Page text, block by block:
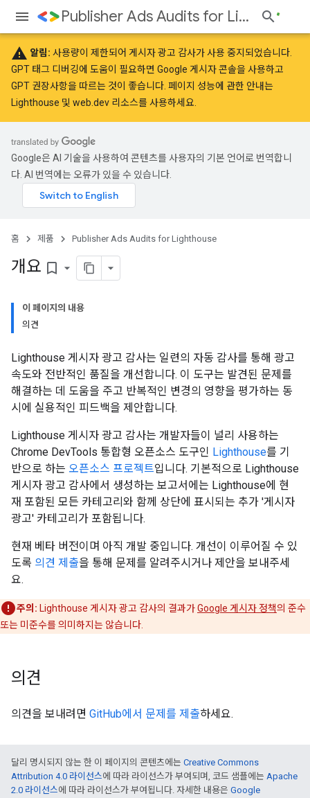
Publisher Ads Audits for Lighthouse
warning 알림: 사용량이 제한되어 게시자 광고 감사가 사용 중지되었습니다.
GPT 태그 디버깅에 도움이 필요하면 Google 게시자 콘솔을 사용하고
GPT 권장사항을 따르는 것이 좋습니다. 페이지 성능에 관한 안내는
Lighthouse 및 web.dev 리소스를 사용하세요.
Google은 AI 기술을 사용하여 콘텐츠를 사용자의 기본 언어로 번역합니
다. AI 번역에는 오류가 있을 수 있습니다.
홈 제품 Publisher Ads Audits for Lighthouse
개요 bookmark_border
이 페이지의 내용
의견
Lighthouse 게시자 광고 감사는 일련의 자동 감사를 통해 광고
속도와 전반적인 품질을 개선합니다. 이 도구는 발견된 문제를
해결하는 데 도움을 주고 반복적인 변경의 영향을 평가하는 동
시에 실용적인 피드백을 제안합니다.
Lighthouse 게시자 광고 감사는 개발자들이 널리 사용하는
Chrome DevTools 통합형 오픈소스 도구인 Lighthouse를 기
반으로 하는 오픈소스 프로젝트입니다. 기본적으로 Lighthouse
게시자 광고 감사에서 생성하는 보고서에는 Lighthouse에 현
재 포함된 모든 카테고리와 함께 상단에 표시되는 추가 '게시자
광고' 카테고리가 포함됩니다.
현재 베타 버전이며 아직 개발 중입니다. 개선이 이루어질 수 있
도록 의견 제출을 통해 문제를 알려주시거나 제안을 보내주세
요.
주의: Lighthouse 게시자 광고 감사의 결과가Google 게시자 정책의 준수
또는 미준수를 의미하지는 않습니다.
의견
의견을 보내려면 GitHub에서 문제를 제출하세요.
달리 명시되지 않는 한 이 페이지의 콘텐츠에는 Creative Commons
Attribution 4.0 라이선스에 따라 라이선스가 부여되며, 코드 샘플에는 Apache
2.0 라이선스에 따라 라이선스가 부여됩니다. 자세한 내용은 Google